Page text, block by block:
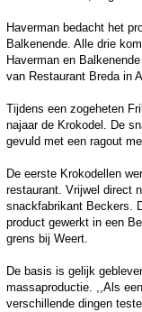
Haverman bedacht het
Balkenende. Alle drie
Haverman en
van Restaurant Breda in
Tijdens een zogeheten
najaar de Krokodel. De
gevuld met een ragout
De eerste Krokodellen
restaurant. Vrijwel direct
snackfabrikant Beckers.
product gewerkt in een
grens bij Weert.
De basis is gelijk
massaproductie. ,,Als
verschillende dingen